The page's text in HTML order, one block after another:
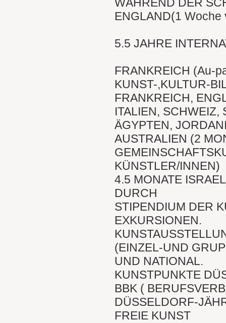
WÄHREND DER
ENGLAND(1
5.5 JAHRE
FRANKREICH (Au-
KUNST-,KULTUR-
FRANKREICH,
ITALIEN, SCHWEIZ,
ÄGYPTEN,
AUSTRALIEN (2
KÜNSTLER/INNEN)
4.5 MONATE
DURCH
STIPENDIUM DER
EXKURSIONEN.
(EINZEL-UND
UND NATIONAL.
KUNSTPUNKTE
BBK (
DÜSSELDORF-
FREIE KUNST